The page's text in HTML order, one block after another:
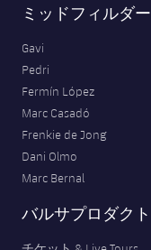
ミッドフィルダー
Gavi
Pedri
Fermín López
Marc Casadó
Frenkie de Jong
Dani Olmo
Marc Bernal
バルサプロダクト